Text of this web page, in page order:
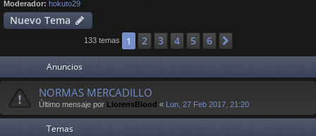
Moderador: hokuto29
Nuevo Tema
133 temas 1 2 3 4 5 6
Anuncios
NORMAS MERCADILLO
Último mensaje por LlorensBlood « Lun, 27 Feb 2017, 21:20
Temas